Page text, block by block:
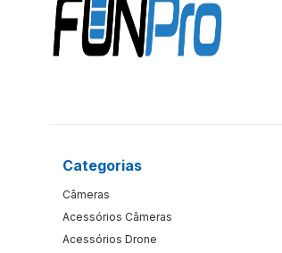
Categorias
Câmeras
Acessórios Câmeras
Acessórios Drone